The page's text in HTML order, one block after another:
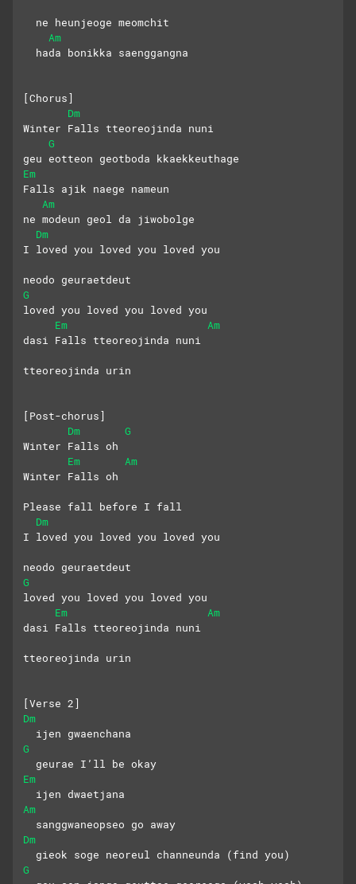
  ne heunjeoge meomchit
Am
  hada bonikka saenggangna
[Chorus]
Dm
Winter Falls tteoreojinda nuni
G
geu eotteon geotboda kkaekkeuthage
Em
Falls ajik naege nameun
Am
ne modeun geol da jiwobolge
Dm
I loved you loved you loved you
neodo geuraetdeut
G
loved you loved you loved you
Em
Am
dasi Falls tteoreojinda nuni
tteoreojinda urin
[Post-chorus]
Dm
G
Winter Falls oh
Em
Am
Winter Falls oh
Please fall before I fall
Dm
I loved you loved you loved you
neodo geuraetdeut
G
loved you loved you loved you
Em
Am
dasi Falls tteoreojinda nuni
tteoreojinda urin
[Verse 2]
Dm
  ijen gwaenchana
G
  geurae I’ll be okay
Em
  ijen dwaetjana
Am
  sanggwaneopseo go away
Dm
  gieok soge neoreul channeunda (find you)
G